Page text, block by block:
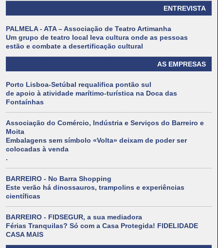
ENTREVISTA
PALMELA - ATA – Associação de Teatro Artimanha
Um grupo de teatro local leva cultura onde as pessoas
estão e combate a desertificação cultural
AS EMPRESAS
Porto Lisboa-Setúbal requalifica pontão sul
de apoio à atividade marítimo-turística na Doca das
Fontaínhas
Associação do Comércio, Indústria e Serviços do Barreiro e
Moita
Embalagens sem símbolo «Volta» deixam de poder ser
colocadas à venda
.
BARREIRO - No Barra Shopping
Este verão há dinossauros, trampolins e experiências
científicas
BARREIRO - FIDSEGUR, a sua mediadora
Férias Tranquilas? Só com a Casa Protegida! FIDELIDADE
CASA MAIS